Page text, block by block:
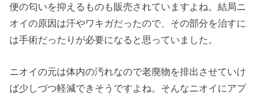
便の匂いを抑えるものも販売されていますよね。結局ニ
オイの原因は汗やワキガだったので、その部分を治すに
は手術だったりが必要になると思っていました。
ニオイの元は体内の汚れなので老廃物を排出させていけ
ば少しづつ軽減できそうですよね。そんなニオイにアプ